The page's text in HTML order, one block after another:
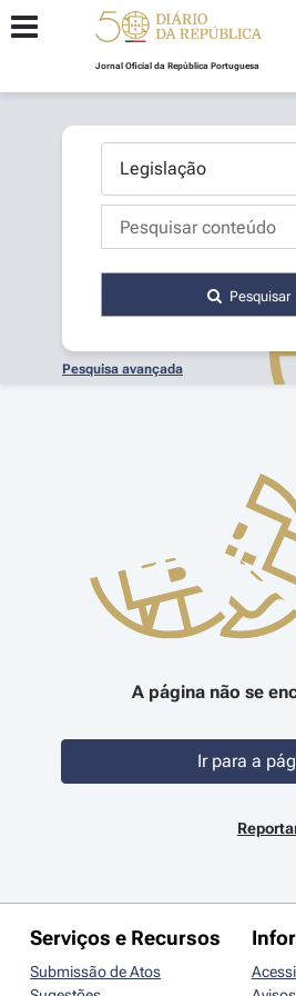
Jornal Oficial da República Portuguesa
Pesquisar
Pesquisa avançada
A página não se
Ir para a
Serviços e Recursos
Submissão de Atos